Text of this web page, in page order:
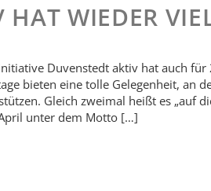
HAT WIEDER
Duvenstedt aktiv hat auch
bieten eine tolle Gelegenheit, an
Gleich zweimal heißt es „auf
unter dem Motto […]